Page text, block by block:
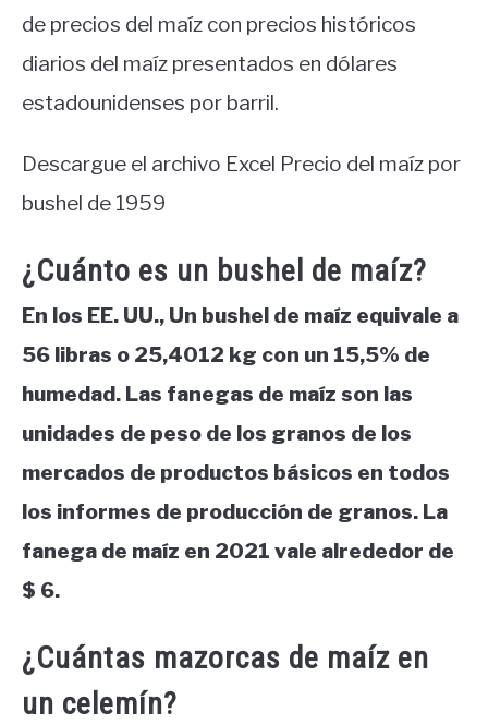
de precios del maíz con precios históricos
diarios del maíz presentados en dólares
estadounidenses por barril.
Descargue el archivo Excel Precio del maíz por
bushel de 1959
¿Cuánto es un bushel de maíz?
En los EE. UU., Un bushel de maíz equivale a
56 libras o 25,4012 kg con un 15,5% de
humedad. Las fanegas de maíz son las
unidades de peso de los granos de los
mercados de productos básicos en todos
los informes de producción de granos. La
fanega de maíz en 2021 vale alrededor de
$ 6.
¿Cuántas mazorcas de maíz en
un celemín?